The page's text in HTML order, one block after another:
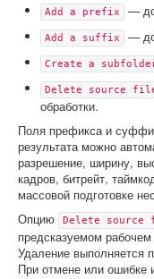
Add a prefix —
Add a suffix —
Create a
Delete source
обработки.
Поля префикса и
результата можно
разрешение, ширину,
кадров, битрейт,
массовой подготовке
Опцию
Delete
предсказуемом
Удаление выполняется
При отмене или ошибке